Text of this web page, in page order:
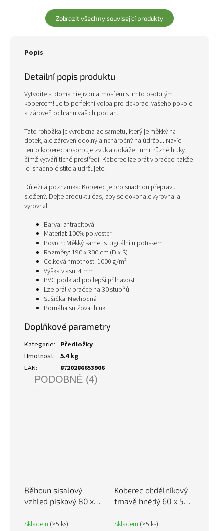
Zobrazit všechny související produkty
Popis
Detailní popis produktu
Vytvořte si doma hřejivou atmosféru s tímto osobitým
kobercem! Je to perfektní volba pro dekoraci vašeho pokoje
a zároveň ochranu vašich podlah.
Tato rohožka je vyrobena ze sametu, který je měkký na
dotek, ale zároveň odolný a nenáročný na údržbu. Navíc
tento koberec absorbuje zvuk a dokáže tlumit různé hluky,
čímž vytváří tiché prostředí. Koberec lze prát v pračce, takže
jej snadno čistíte a udržujete.
Důležitá poznámka: Koberec je pro snadnou přepravu
složený. Dejte produktu čas, aby se dokonale vyrovnal a
vyrovnal.
Barva: antracitová
Materiál: 100% polyester
Povrch: Měkký samet s digitálním potiskem
Rozměry: 190 x 300 cm (D x Š)
Celková hmotnost: 1000 g/m²
Výška vlasu: 4 mm
PVC podklad pro lepší přilnavost
Lze prát v pračce na 30 stupňů
Sušička: Nevhodná
Pomáhá snižovat hluk
Doplňkové parametry
Kategorie: Předložky
Hmotnost: 5.4 kg
EAN: 8720286653906
PODOBNÉ (4)
Běhoun sisalový
vzhled pískový 80 x
Skladem (>5 ks)
Koberec obdélníkový
tmavě hnědý 60 x 500
Skladem (>5 ks)